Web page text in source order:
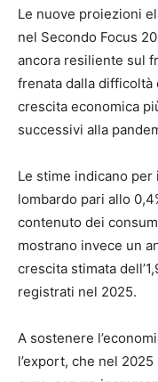
Le nuove proiezioni
nel Secondo Focus
ancora resiliente sul
frenata dalla difficoltà
crescita economica
successivi alla
Le stime indicano
lombardo pari allo
contenuto dei
mostrano invece un
crescita stimata
registrati nel 2025.
A sostenere
l’export, che nel